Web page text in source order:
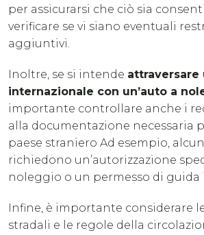
per assicurarsi che ciò sia
verificare se vi siano eventuali
aggiuntivi.
Inoltre, se si intende attraversare
internazionale con un’auto a
importante controllare anche i
alla documentazione necessaria
paese straniero Ad esempio,
richiedono un’autorizzazione
noleggio o un permesso di guida
Infine, è importante considerare
stradali e le regole della